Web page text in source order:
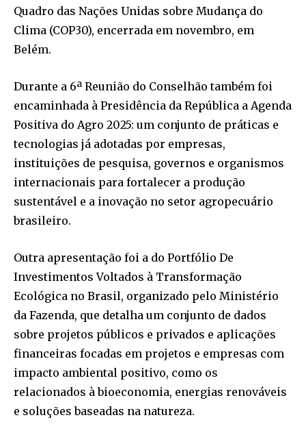
Quadro das Nações Unidas sobre Mudança do
Clima (COP30), encerrada em novembro, em
Belém.
Durante a 6ª Reunião do Conselhão também foi
encaminhada à Presidência da República a Agenda
Positiva do Agro 2025: um conjunto de práticas e
tecnologias já adotadas por empresas,
instituições de pesquisa, governos e organismos
internacionais para fortalecer a produção
sustentável e a inovação no setor agropecuário
brasileiro.
Outra apresentação foi a do Portfólio De
Investimentos Voltados à Transformação
Ecológica no Brasil, organizado pelo Ministério
da Fazenda, que detalha um conjunto de dados
sobre projetos públicos e privados e aplicações
financeiras focadas em projetos e empresas com
impacto ambiental positivo, como os
relacionados à bioeconomia, energias renováveis
e soluções baseadas na natureza.